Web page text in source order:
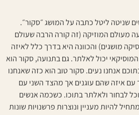
שניטה ליטל כתבה על המושג ״סקור״.
מעולם המוזיקה (זה קורה הרבה שעולם
מושגים) והכוונה היא בדרך כלל לאיזה
יכול לאלתר. גם בתנועה, סקור הוא
אנחנו נעים. סקור טוב הוא כזה שאנחנו
עם איזה שהם עוגנים אך מהצד השני עם
לבחור ולאלתר בתוכו. כשכמה אנשים
להיות מעניין ונוצרות פרשנויות שונות